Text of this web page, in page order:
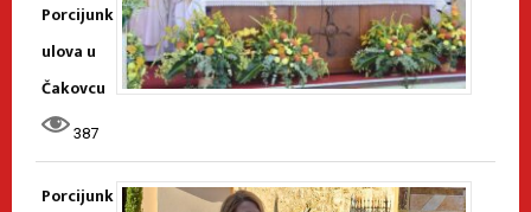
Porcijunk
ulova u
Čakovcu
387
Porcijunk